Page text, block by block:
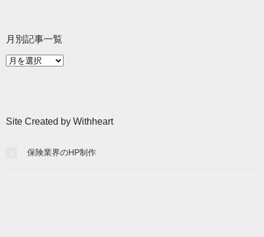
月別記事一覧
月
覧
Site Created by Withheart
保険業界のHP制作